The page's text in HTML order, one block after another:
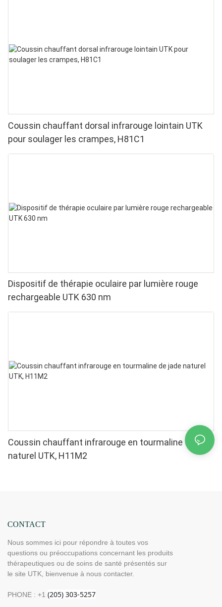
Coussin chauffant dorsal infrarouge lointain UTK
pour soulager les crampes, H81C1
Dispositif de thérapie oculaire par lumière rouge
rechargeable UTK 630 nm
Coussin chauffant infrarouge en tourmaline de jade
naturel UTK, H11M2
CONTACT
Nous sommes ici pour répondre à toutes vos
questions ou préoccupations concernant les produits
thérapeutiques ou de soins de santé présentés sur
le site UTK, bienvenue à nous contacter.
PHONE : +1